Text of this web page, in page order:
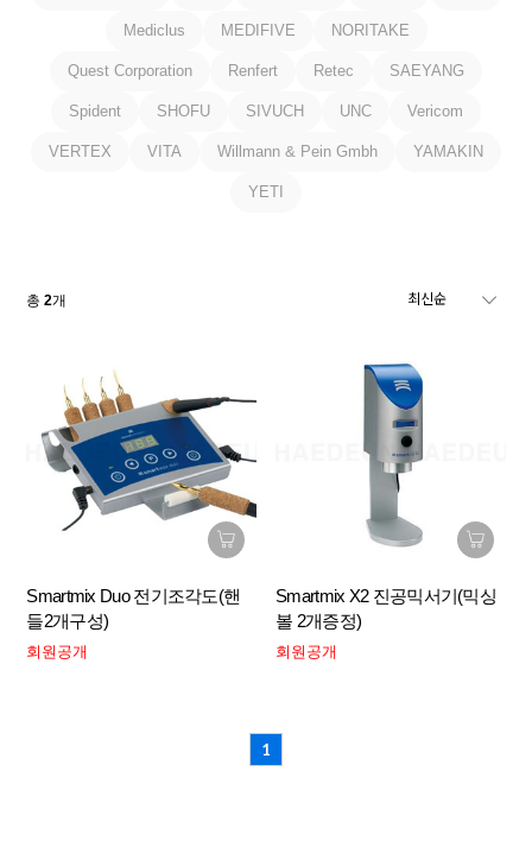
Mediclus MEDIFIVE NORITAKE
Quest Corporation Renfert Retec SAEYANG
Spident SHOFU SIVUCH UNC Vericom
VERTEX VITA Willmann & Pein Gmbh YAMAKIN
YETI
총2개
Smartmix Duo 전기조각도(핸
들2개구성)
회원공개
Smartmix X2 진공믹서기(믹싱
볼 2개증정)
회원공개
1